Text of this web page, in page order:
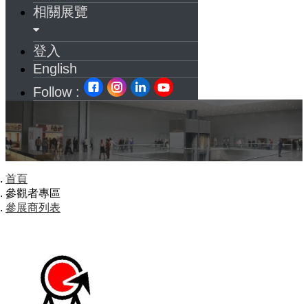
相關展覽
登入
English
Follow :
首頁
參觀者專區
參展商列表